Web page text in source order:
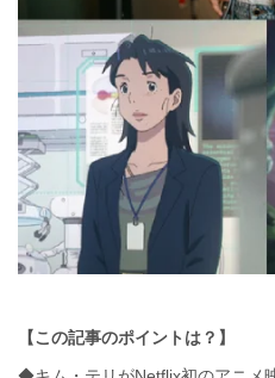
【この記事のポイントは？】